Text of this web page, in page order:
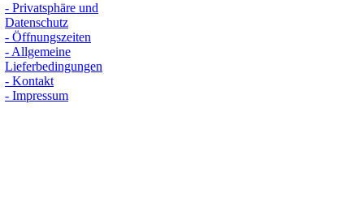
- Privatsphäre und
Datenschutz
- Öffnungszeiten
- Allgemeine
Lieferbedingungen
- Kontakt
- Impressum